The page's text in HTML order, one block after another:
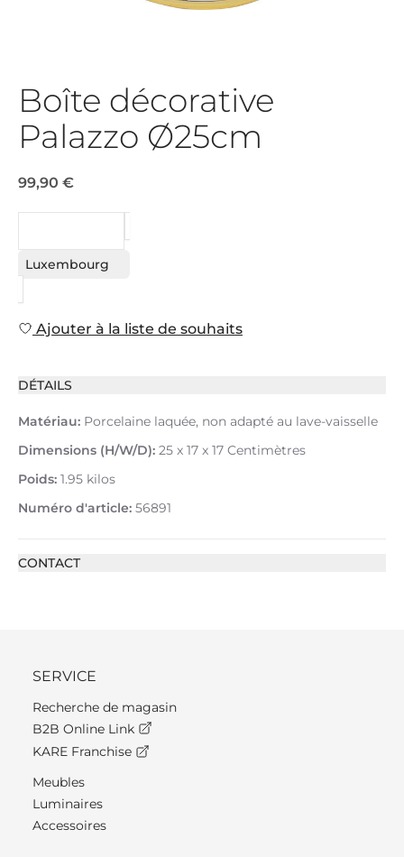
Boîte décorative
Palazzo Ø25cm
99,90 €
Luxembourg
Ajouter à la liste de souhaits
DÉTAILS
Matériau: Porcelaine laquée, non adapté au lave-vaisselle
Dimensions (H/W/D): 25 x 17 x 17 Centimètres
Poids: 1.95 kilos
Numéro d'article: 56891
CONTACT
SERVICE
Recherche de magasin
B2B Online Link
KARE Franchise
Meubles
Luminaires
Accessoires